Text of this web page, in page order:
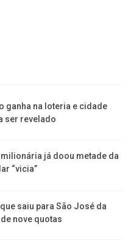
ganha na loteria e cidade
ser revelado
já doou metade da
“vicia”
saiu para São José da
nove quotas